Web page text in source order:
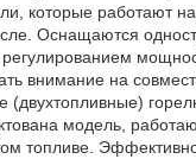
которые работают
Оснащаются
регулированием
внимание на
модель,
топливе.